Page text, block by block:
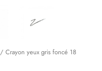
/ Crayon yeux gris foncé 18